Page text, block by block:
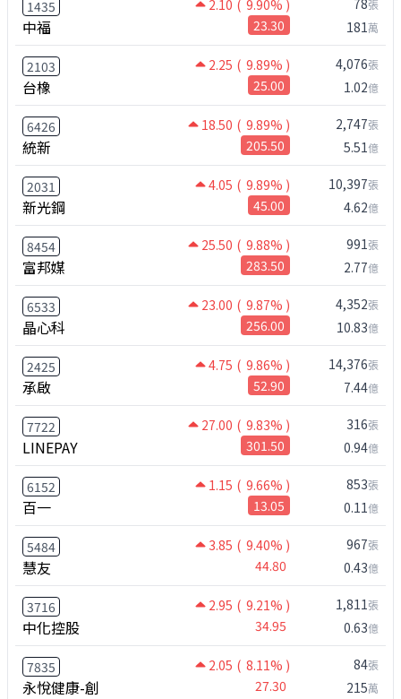
1435 2.10 ( 9.90% )
中福 23.30
張
181萬
2103 2.25 ( 9.89% )
台橡 25.00
4,076張
1.02億
6426 18.50 ( 9.89% )
統新 205.50
2,747張
5.51億
2031 4.05 ( 9.89% )
新光鋼 45.00
10,397張
4.62億
8454 25.50 ( 9.88% )
富邦媒 283.50
991張
2.77億
6533 23.00 ( 9.87% )
晶心科 256.00
4,352張
10.83億
2425 4.75 ( 9.86% )
承啟 52.90
14,376張
7.44億
7722 27.00 ( 9.83% )
LINEPAY 301.50
316張
0.94億
6152 1.15 ( 9.66% )
百一 13.05
853張
0.11億
5484 3.85 ( 9.40% )
慧友 44.80
967張
0.43億
3716 2.95 ( 9.21% )
中化控股 34.95
1,811張
0.63億
7835 2.05 ( 8.11% )
永悅健康-創 27.30
84張
215萬